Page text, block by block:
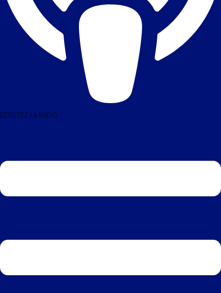
ÉCOUTEZ LA RADIO